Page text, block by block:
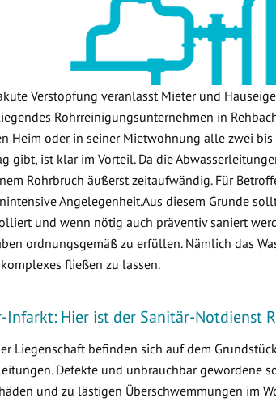
Verstopfung veranlasst Mieter und
Rohrreinigungsunternehmen in
Heim oder in seiner Mietwohnung alle zwei
gibt, ist klar im Vorteil. Da die
Rohrbruch äußerst zeitaufwändig. Für
Angelegenheit.Aus diesem Grunde
und wenn nötig auch präventiv saniert
ordnungsgemäß zu erfüllen. Nämlich das
fließen zu lassen.
Infarkt: Hier ist der Sanitär-Notdienst
Liegenschaft befinden sich auf dem
Defekte und unbrauchbar gewordene
und zu lästigen Überschwemmungen im